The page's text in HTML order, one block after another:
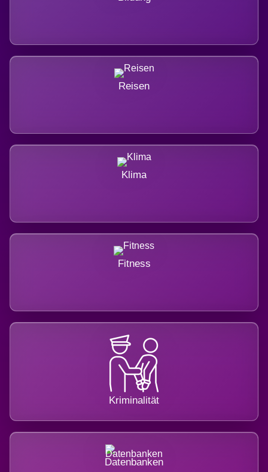
Reisen
Klima
Fitness
Kriminalität
Datenbanken